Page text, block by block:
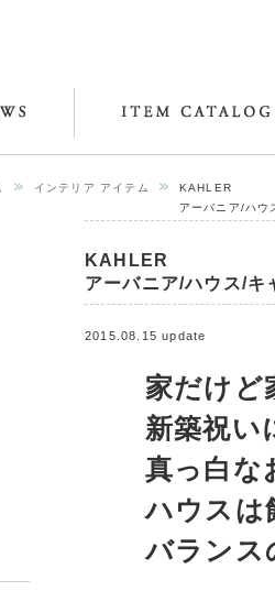
インテリア アイテム
KAHLER
アーバニア/ハウ
KAHLER
アーバニア/ハウス/キ
2015.08.15 update
家だけど
新築祝い
真っ白な
ハウスは
バランス